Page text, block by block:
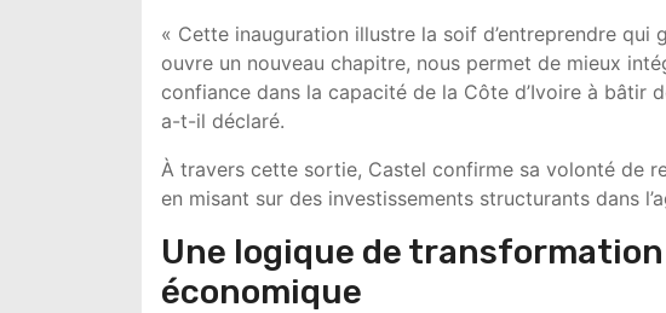
« Cette inauguration illustre la soif d’entreprendre
ouvre un nouveau chapitre, nous permet de mieux
confiance dans la capacité de la Côte d’Ivoire à
a-t-il déclaré.
À travers cette sortie, Castel confirme sa volonté de
en misant sur des investissements structurants dans
Une logique de
économique